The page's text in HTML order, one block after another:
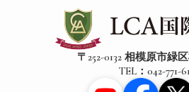
〒252-0132 相模原市緑
TEL：042-771-